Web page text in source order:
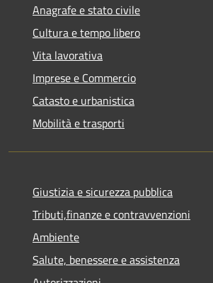
Anagrafe e stato civile
Cultura e tempo libero
Vita lavorativa
Imprese e Commercio
Catasto e urbanistica
Mobilità e trasporti
Giustizia e sicurezza pubblica
Tributi,finanze e contravvenzioni
Ambiente
Salute, benessere e assistenza